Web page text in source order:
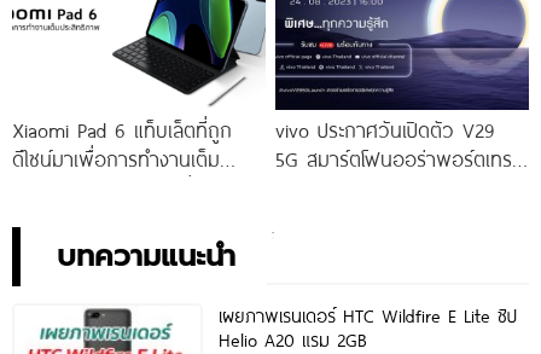
Xiaomi Pad 6 แท็บเล็ตที่ถูก
ดีไซน์มาเพื่อการทำงานเต็ม
vivo ประกาศวันเปิดตัว V29
5G สมาร์ตโฟนออร่าพอร์ตเทร
บทความแนะนำ
เผยภาพเรนเดอร์ HTC Wildfire E Lite ชิป
Helio A20 แรม 2GB